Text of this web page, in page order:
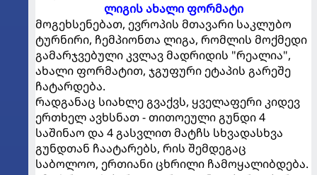
ლიგის ახალი ფორმატი
მოგეხსენებათ, ევროპის მთავარი საკლუბო
ტურნირი, ჩემპიონთა ლიგა, რომლის მოქმედი
გამარჯვებული კვლავ მადრიდის "რეალია",
ახალი ფორმატით, ჯგუფური ეტაპის გარეშე
ჩატარდება.
რადგანაც სიახლე გვაქვს, ყველაფერი კიდევ
ერთხელ ავხსნათ - თითოეული გუნდი 4
საშინაო და 4 გასვლით მატჩს სხვადასხვა
გუნდთან ჩაატარებს, რის შემდეგაც
საბოლოო, ერთიანი ცხრილი ჩამოყალიბდება.